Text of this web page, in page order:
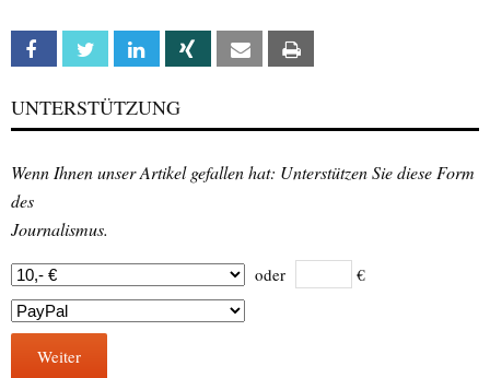
Facebook Twitter Linkedin Xing Email
UNTERSTÜTZUNG
Wenn Ihnen unser Artikel gefallen hat: Unterstützen Sie diese Form
des
Journalismus.
oder €
Weiter